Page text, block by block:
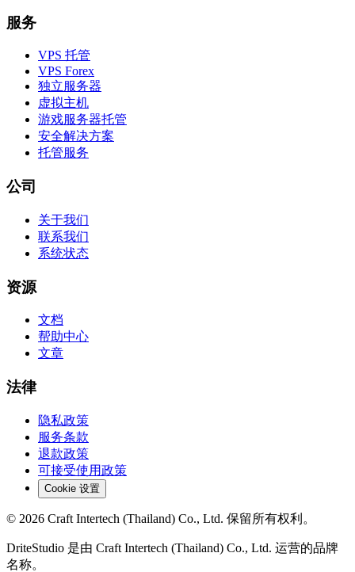
服务
VPS 托管
VPS Forex
独立服务器
虚拟主机
游戏服务器托管
安全解决方案
托管服务
公司
关于我们
联系我们
系统状态
资源
文档
帮助中心
文章
法律
隐私政策
服务条款
退款政策
可接受使用政策
Cookie 设置
© 2026 Craft Intertech (Thailand) Co., Ltd. 保留所有权利。
DriteStudio 是由 Craft Intertech (Thailand) Co., Ltd. 运营的品牌
名称。